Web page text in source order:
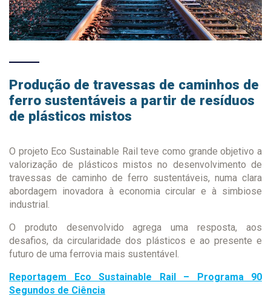
Produção de travessas de caminhos de
ferro sustentáveis a partir de resíduos
de plásticos mistos
O projeto Eco Sustainable Rail teve como grande objetivo a
valorização de plásticos mistos no desenvolvimento de
travessas de caminho de ferro sustentáveis, numa clara
abordagem inovadora à economia circular e à simbiose
industrial.
O produto desenvolvido agrega uma resposta, aos
desafios, da circularidade dos plásticos e ao presente e
futuro de uma ferrovia mais sustentável.
Reportagem Eco Sustainable Rail – Programa 90
Segundos de Ciência